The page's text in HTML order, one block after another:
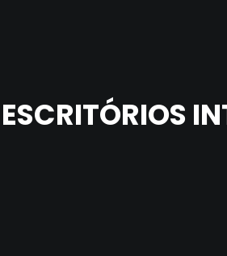
ESCRITÓRIOS